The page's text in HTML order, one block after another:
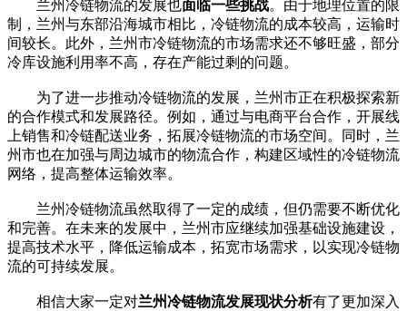
兰州冷链物流的发展也面临一些挑战。由于地理位置的限
制，兰州与东部沿海城市相比，冷链物流的成本较高，运输时
间较长。此外，兰州市冷链物流的市场需求还不够旺盛，部分
冷库设施利用率不高，存在产能过剩的问题。
为了进一步推动冷链物流的发展，兰州市正在积极探索新
的合作模式和发展路径。例如，通过与电商平台合作，开展线
上销售和冷链配送业务，拓展冷链物流的市场空间。同时，兰
州市也在加强与周边城市的物流合作，构建区域性的冷链物流
网络，提高整体运输效率。
兰州冷链物流虽然取得了一定的成绩，但仍需要不断优化
和完善。在未来的发展中，兰州市应继续加强基础设施建设，
提高技术水平，降低运输成本，拓宽市场需求，以实现冷链物
流的可持续发展。
相信大家一定对兰州冷链物流发展现状分析有了更加深入